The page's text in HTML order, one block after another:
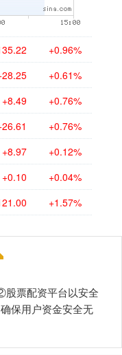
+0.96%
+0.61%
+8.49 +0.76%
+0.76%
+8.97 +0.12%
+0.10 +0.04%
+1.57%
票配资平台以安全
保用户资金安全无